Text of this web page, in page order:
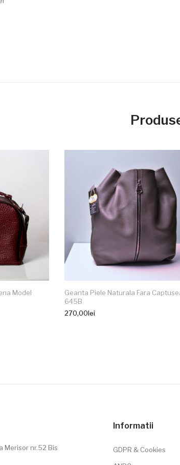
Model
Geanta Piele Naturala Fara
645B
270,00lei
Merisor nr.52 Bis
Informatii
GDPR & Cookies